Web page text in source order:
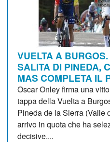
VUELTA A
SALITA DI PINEDA,
MAS COMPLETA IL
Oscar Onley firma una
tappa della Vuelta a
Pineda de la Sierra (Valle
arrivo in quota che ha
decisive....